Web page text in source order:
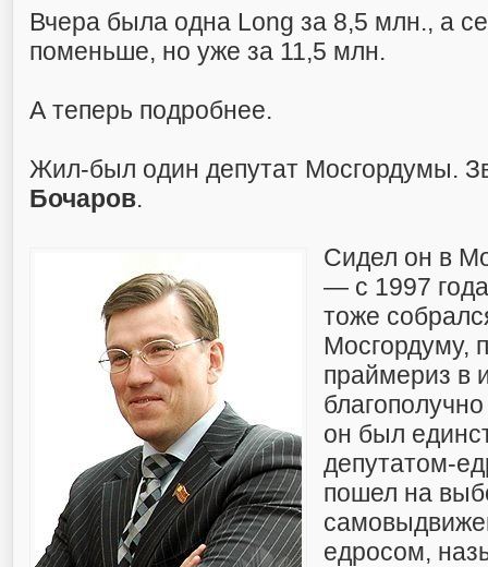
Вчера была одна Long за 8,5 млн., а
поменьше, но уже за 11,5 млн.
А теперь подробнее.
Жил-был один депутат Мосгордумы.
Бочаров.
Сидел он в
— с 1997
тоже
Мосгордуму,
праймериз в
он был
депутатом-
пошел на
едросом,